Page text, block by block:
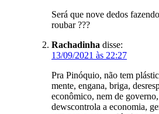
Será que nove dedos
roubar ???
Rachadinha disse:
13/09/2021 às 22:27
Pra Pinóquio, não tem
mente, engana, briga,
econômico, nem de
dewscontrola a economia,